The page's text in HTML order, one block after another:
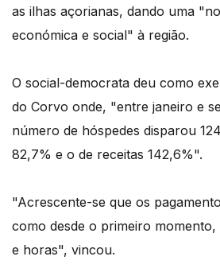
as ilhas açorianas, dando uma
económica e social" à região.
O social-democrata deu como
do Corvo onde, "entre janeiro e
número de hóspedes disparou
82,7% e o de receitas 142,6%".
"Acrescente-se que os
como desde o primeiro
e horas", vincou.